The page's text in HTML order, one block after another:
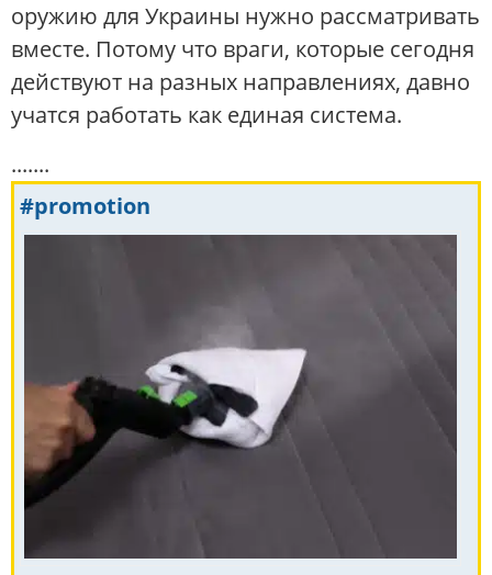
оружию для Украины нужно рассматривать
вместе. Потому что враги, которые сегодня
действуют на разных направлениях, давно
учатся работать как единая система.
.......
#promotion